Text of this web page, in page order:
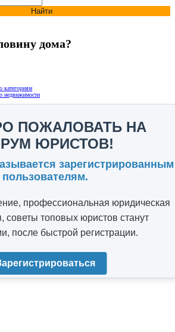
Найти
дома?
категориям
недвижимости
ПОЖАЛОВАТЬ НА
ЮРИСТОВ!
зарегистрированным
пользователям.
профессиональная юридическая
советы топовых юристов станут
после быстрой регистрации.